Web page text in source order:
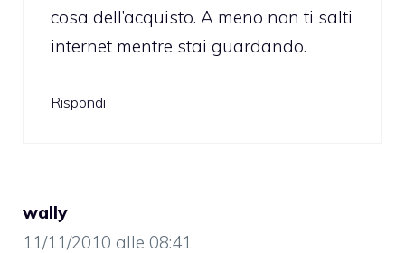
cosa dell’acquisto. A meno non ti salti
internet mentre stai guardando.
Rispondi
wally
11/11/2010 alle 08:41